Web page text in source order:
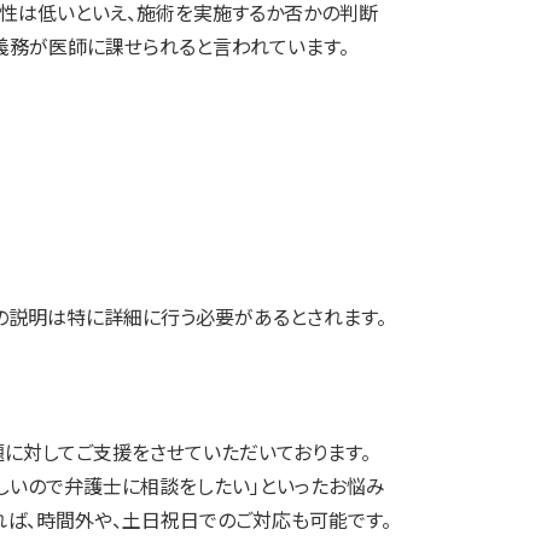
は低いといえ、施術を実施するか否かの判断
が医師に課せられると言われています。
明は特に詳細に行う必要があるとされます。
してご支援をさせていただいております。
ので弁護士に相談をしたい」といったお悩み
時間外や、土日祝日でのご対応も可能です。